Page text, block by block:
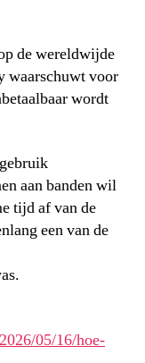
de wereldwijde
waarschuwt voor
wordt
aan banden wil
tijd af van de
een van de
05/16/hoe-